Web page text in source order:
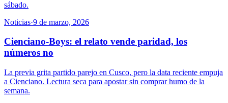
sábado.
Noticias·9 de marzo, 2026
Cienciano-Boys: el relato vende paridad, los
números no
La previa grita partido parejo en Cusco, pero la data reciente empuja
a Cienciano. Lectura seca para apostar sin comprar humo de la
semana.